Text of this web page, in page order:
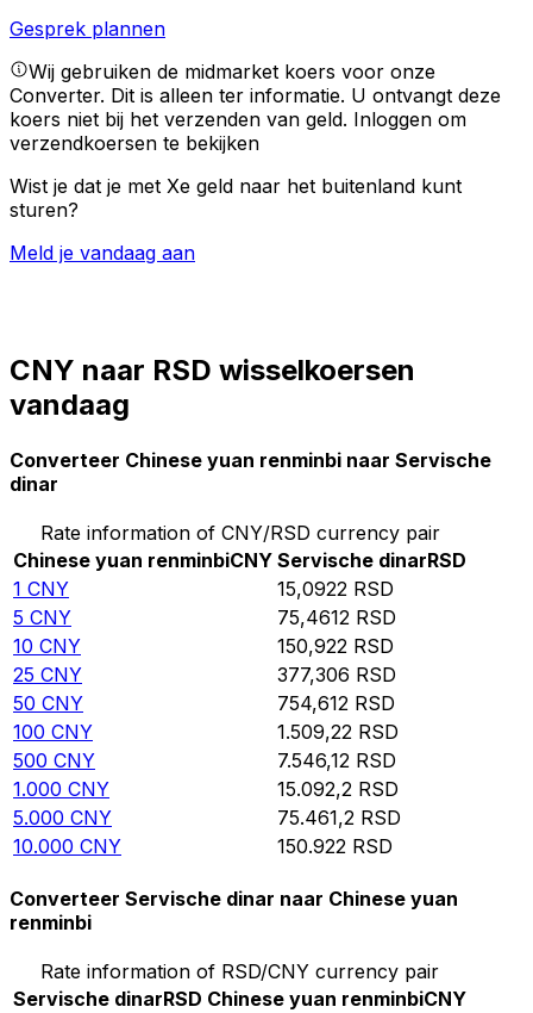
Gesprek plannen
Wij gebruiken de midmarket koers voor onze
Converter. Dit is alleen ter informatie. U ontvangt deze
koers niet bij het verzenden van geld. Inloggen om
verzendkoersen te bekijken
Wist je dat je met Xe geld naar het buitenland kunt
sturen?
Meld je vandaag aan
CNY naar RSD wisselkoersen
vandaag
Converteer Chinese yuan renminbi naar Servische
dinar
Rate information of CNY/RSD currency pair
Chinese yuan renminbiCNY Servische dinarRSD
1 CNY 15,0922 RSD
5 CNY 75,4612 RSD
10 CNY 150,922 RSD
25 CNY 377,306 RSD
50 CNY 754,612 RSD
100 CNY 1.509,22 RSD
500 CNY 7.546,12 RSD
1.000 CNY 15.092,2 RSD
5.000 CNY 75.461,2 RSD
10.000 CNY 150.922 RSD
Converteer Servische dinar naar Chinese yuan
renminbi
Rate information of RSD/CNY currency pair
Servische dinarRSD Chinese yuan renminbiCNY